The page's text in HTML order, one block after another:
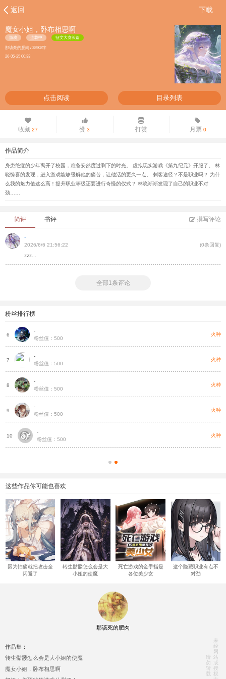
返回 下载
魔女小姐，卧布相思啊
游戏 连载中 征文大赛长篇
那该死的肥肉 / 28908字
26-05-25 00:33
点击阅读 目录列表
收藏 27 赞 3 打赏 月票0
作品简介
身患绝症的少年离开了校园，准备安然度过剩下的时光。 虚拟现实游戏《第九纪元》开服了。 林
晓惊喜的发现，进入游戏能够缓解他的痛苦，让他活的更久一点。 刺客途径？不是职业吗？ 为什
么我的魅力值这么高！提升职业等级还要进行奇怪的仪式？ 林晓渐渐发现了自己的职业不对
劲……
简评 书评 撰写评论
-
2026/6/6 21:56:22
(0条回复)
zzz...
全部1条评论
粉丝排行榜
6
-
粉丝值：500
火种
7
-
粉丝值：500
火种
8
-
粉丝值：500
火种
9
-
粉丝值：500
火种
10
-
粉丝值：500
火种
这些作品你可能也喜欢
因为怕痛就把攻击全
闪避了
转生骷髅怎么会是大
小姐的使魔
死亡游戏的金手指是
各位美少女
这个隐藏职业有点不
对劲
那该死的肥肉
作品集：
转生骷髅怎么会是大小姐的使魔
魔女小姐，卧布相思啊
请
勿
转
载
未
经
网
站
或
授
权